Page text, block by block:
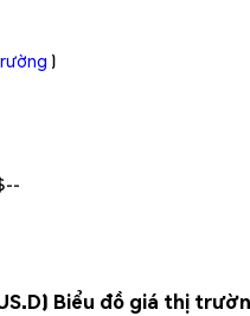
)
--
Biểu đồ giá thị